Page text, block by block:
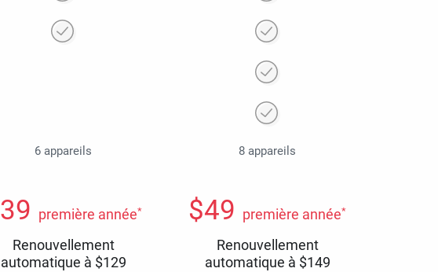
6 appareils 8 appareils
39 première année*
Renouvellement
automatique à $129
$49 première année*
Renouvellement
automatique à $149